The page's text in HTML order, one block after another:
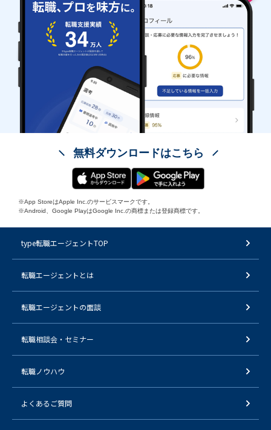
無料ダウンロードはこちら
※App StoreはApple Inc.のサービスマークです。
※Android、Google PlayはGoogle Inc.の商標または登録商標です。
type転職エージェントTOP
転職エージェントとは
転職エージェントの面談
転職相談会・セミナー
転職ノウハウ
よくあるご質問